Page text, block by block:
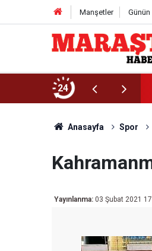
Manşetler
24
Anasayfa Spor
Yayınlanma: 03 Şubat 2021